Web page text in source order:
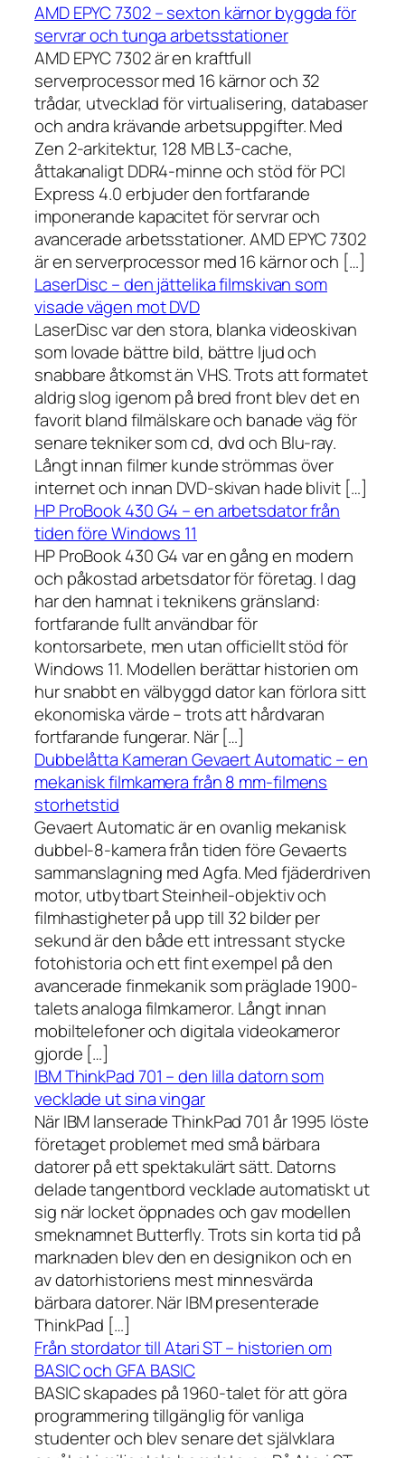
AMD EPYC 7302 – sexton kärnor byggda för
servrar och tunga arbetsstationer
AMD EPYC 7302 är en kraftfull
serverprocessor med 16 kärnor och 32
trådar, utvecklad för virtualisering, databaser
och andra krävande arbetsuppgifter. Med
Zen 2-arkitektur, 128 MB L3-cache,
åttakanaligt DDR4-minne och stöd för PCI
Express 4.0 erbjuder den fortfarande
imponerande kapacitet för servrar och
avancerade arbetsstationer. AMD EPYC 7302
är en serverprocessor med 16 kärnor och […]
LaserDisc – den jättelika filmskivan som
visade vägen mot DVD
LaserDisc var den stora, blanka videoskivan
som lovade bättre bild, bättre ljud och
snabbare åtkomst än VHS. Trots att formatet
aldrig slog igenom på bred front blev det en
favorit bland filmälskare och banade väg för
senare tekniker som cd, dvd och Blu-ray.
Långt innan filmer kunde strömmas över
internet och innan DVD-skivan hade blivit […]
HP ProBook 430 G4 – en arbetsdator från
tiden före Windows 11
HP ProBook 430 G4 var en gång en modern
och påkostad arbetsdator för företag. I dag
har den hamnat i teknikens gränsland:
fortfarande fullt användbar för
kontorsarbete, men utan officiellt stöd för
Windows 11. Modellen berättar historien om
hur snabbt en välbyggd dator kan förlora sitt
ekonomiska värde – trots att hårdvaran
fortfarande fungerar. När […]
Dubbelåtta Kameran Gevaert Automatic – en
mekanisk filmkamera från 8 mm-filmens
storhetstid
Gevaert Automatic är en ovanlig mekanisk
dubbel-8-kamera från tiden före Gevaerts
sammanslagning med Agfa. Med fjäderdriven
motor, utbytbart Steinheil-objektiv och
filmhastigheter på upp till 32 bilder per
sekund är den både ett intressant stycke
fotohistoria och ett fint exempel på den
avancerade finmekanik som präglade 1900-
talets analoga filmkameror. Långt innan
mobiltelefoner och digitala videokameror
gjorde […]
IBM ThinkPad 701 – den lilla datorn som
vecklade ut sina vingar
När IBM lanserade ThinkPad 701 år 1995 löste
företaget problemet med små bärbara
datorer på ett spektakulärt sätt. Datorns
delade tangentbord vecklade automatiskt ut
sig när locket öppnades och gav modellen
smeknamnet Butterfly. Trots sin korta tid på
marknaden blev den en designikon och en
av datorhistoriens mest minnesvärda
bärbara datorer. När IBM presenterade
ThinkPad […]
Från stordator till Atari ST – historien om
BASIC och GFA BASIC
BASIC skapades på 1960-talet för att göra
programmering tillgänglig för vanliga
studenter och blev senare det självklara